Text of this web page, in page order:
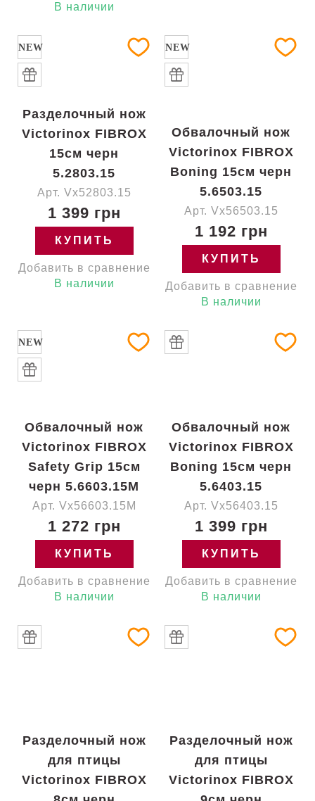
В наличии
NEW
Разделочный нож
Victorinox FIBROX
15см черн
5.2803.15
Арт. Vx52803.15
1 399 грн
КУПИТЬ
Добавить в сравнение
В наличии
NEW
Обвалочный нож
Victorinox FIBROX
Boning 15см черн
5.6503.15
Арт. Vx56503.15
1 192 грн
КУПИТЬ
Добавить в сравнение
В наличии
NEW
Обвалочный нож
Victorinox FIBROX
Safety Grip 15см
черн 5.6603.15M
Арт. Vx56603.15M
1 272 грн
КУПИТЬ
Добавить в сравнение
В наличии
Обвалочный нож
Victorinox FIBROX
Boning 15см черн
5.6403.15
Арт. Vx56403.15
1 399 грн
КУПИТЬ
Добавить в сравнение
В наличии
Разделочный нож
для птицы
Victorinox FIBROX
Разделочный нож
для птицы
Victorinox FIBROX